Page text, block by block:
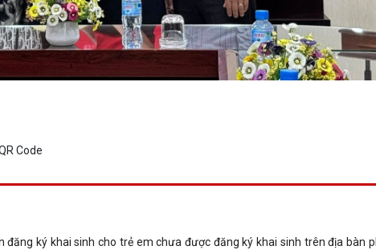
đăng ký khai sinh cho trẻ em chưa được đăng ký khai sinh trên địa bàn